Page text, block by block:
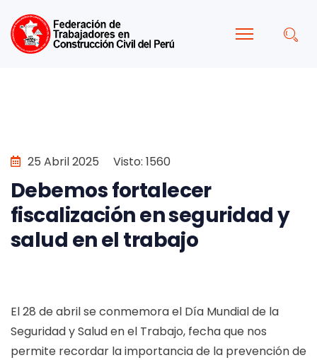
25 Abril 2025 Visto: 1560
Debemos fortalecer
fiscalización en seguridad y
salud en el trabajo
El 28 de abril se conmemora el Día Mundial de la
Seguridad y Salud en el Trabajo, fecha que nos
permite recordar la importancia de la prevención de